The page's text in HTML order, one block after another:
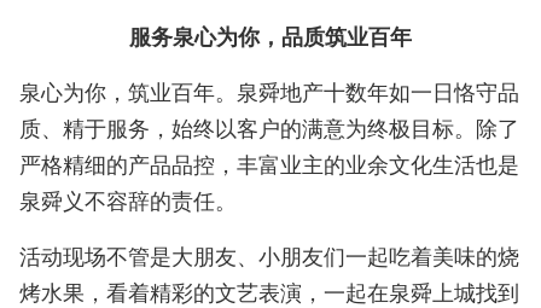
服务泉心为你，品质筑业百年
泉心为你，筑业百年。泉舜地产十数年如一日恪守品
质、精于服务，始终以客户的满意为终极目标。除了
严格精细的产品品控，丰富业主的业余文化生活也是
泉舜义不容辞的责任。
活动现场不管是大朋友、小朋友们一起吃着美味的烧
烤水果，看着精彩的文艺表演，一起在泉舜上城找到